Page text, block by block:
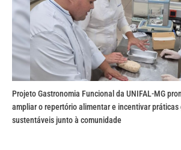
Projeto Gastronomia Funcional da UNIFAL-MG
ampliar o repertório alimentar e incentivar práticas
sustentáveis junto à comunidade